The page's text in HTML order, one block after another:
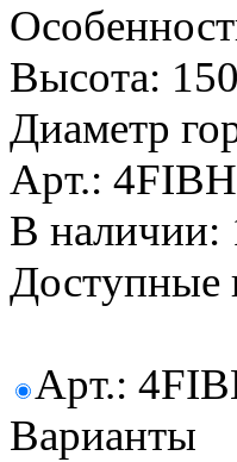
Высота:
Диаметр
Арт.:
В наличии:
Доступные
Арт.:
Варианты